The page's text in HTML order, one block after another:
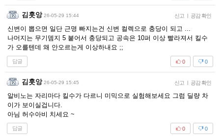
김훗앙 26-05-29 15:44 신고 | 공감 확인
신변이 뽑으면 일단 근명 빠지는건 신변 컬렉으로 충당이 되고 ...
나머지는 무기뎀지 5 붙어서 충당되고 공속은 10퍼 이상 빨라져서 킬수
가 오를텐데 왜 안오르는게 이상하내요 ;;
답글 0
0
김훗앙 26-05-29 15:45 신고 | 공감 확인
알비노는 자리마다 킬수가 다르니 미믹으로 실험해보세요 그럼 딜량 차
이가 보이실겁니다.
아님 허수아비 치세요 ~
답글 0
0